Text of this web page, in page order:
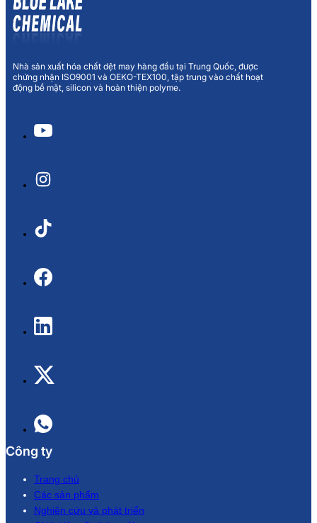
Nhà sản xuất hóa chất dệt may hàng đầu tại Trung Quốc, được
chứng nhận ISO9001 và OEKO-TEX100, tập trung vào chất hoạt
động bề mặt, silicon và hoàn thiện polyme.
Công ty
Trang chủ
Các sản phẩm
Nghiên cứu và phát triển